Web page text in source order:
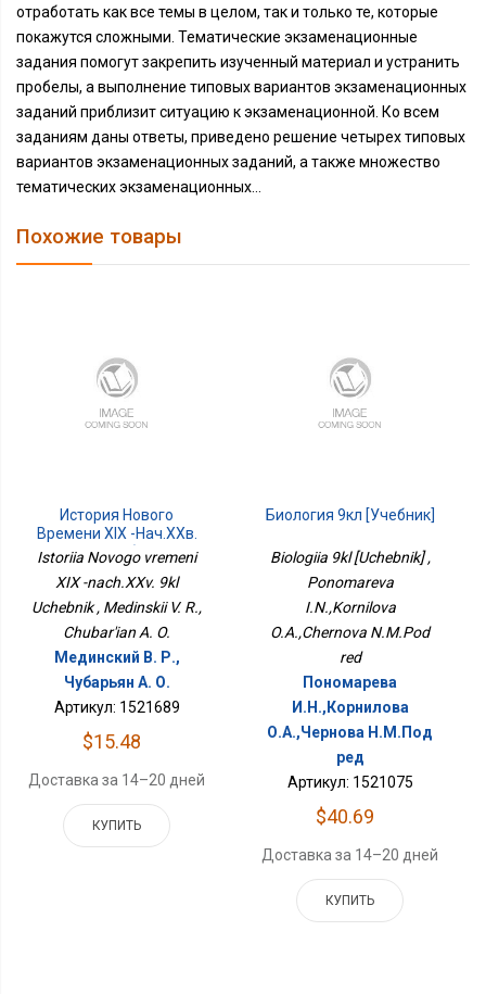
отработать как все темы в целом, так и только те, которые
покажутся сложными. Тематические экзаменационные
задания помогут закрепить изученный материал и устранить
пробелы, а выполнение типовых вариантов экзаменационных
заданий приблизит ситуацию к экзаменационной. Ко всем
заданиям даны ответы, приведено решение четырех типовых
вариантов экзаменационных заданий, а также множество
тематических экзаменационных...
Похожие товары
История Нового
Времени XIX -нач.XXв.
9кл Учебник
Istoriia Novogo vremeni
XIX -nach.XXv. 9kl
Uchebnik , Medinskii V. R.,
Chubar'ian A. O.
Мединский В. Р.,
Чубарьян А. О.
Артикул: 1521689
$15.48
Доставка за 14–20 дней
КУПИТЬ
Биология 9кл [Учебник]
Biologiia 9kl [Uchebnik] ,
Ponomareva
I.N.,Kornilova
O.A.,Chernova N.M.Pod
red
Пономарева
И.Н.,Корнилова
О.А.,Чернова Н.М.Под
ред
Артикул: 1521075
$40.69
Доставка за 14–20 дней
КУПИТЬ